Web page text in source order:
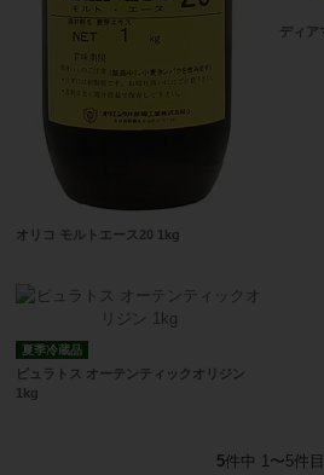
オリコ モルトエース20 1kg
ディア
夏季冷蔵品
ピュラトス オーテンティックオリジン
1kg
5件中 1〜5件目